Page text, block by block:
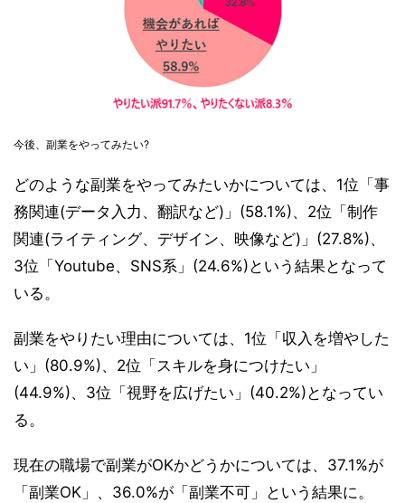
今後、副業をやってみたい?
どのような副業をやってみたいかについては、1位「事
務関連(データ入力、翻訳など)」(58.1%)、2位「制作
関連(ライティング、デザイン、映像など)」(27.8%)、
3位「Youtube、SNS系」(24.6%)という結果となって
いる。
副業をやりたい理由については、1位「収入を増やした
い」(80.9%)、2位「スキルを身につけたい」
(44.9%)、3位「視野を広げたい」(40.2%)となってい
る。
現在の職場で副業がOKかどうかについては、37.1%が
「副業OK」、36.0%が「副業不可」という結果に。